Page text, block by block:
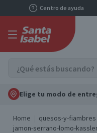
Centro de ayuda
Elige tu modo de
Home quesos-y-fiambres
jamon-serrano-lomo-